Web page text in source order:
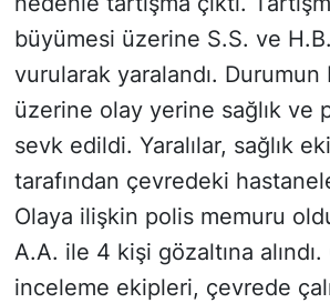
büyümesi üzerine S.S. ve
vurularak yaralandı. Durumun
üzerine olay yerine sağlık ve
sevk edildi. Yaralılar, sağlık
tarafından çevredeki
Olaya ilişkin polis memuru
A.A. ile 4 kişi gözaltına
inceleme ekipleri, çevrede
SPOR
TEKNOLOJİ
TÜRKİYE VE DÜNYA
VİDEO GALERİ
YAŞAM